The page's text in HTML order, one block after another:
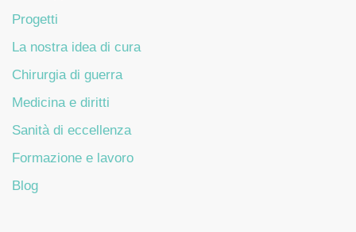
Progetti
La nostra idea di cura
Chirurgia di guerra
Medicina e diritti
Sanità di eccellenza
Formazione e lavoro
Blog